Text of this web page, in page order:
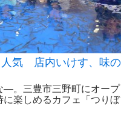
人気 店内いけす、味
―。三豊市三野町にオープ
楽しめるカフェ「つりぼ